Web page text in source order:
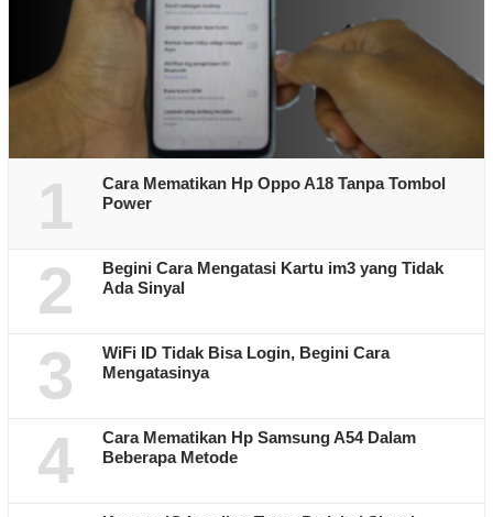
1
Cara Mematikan Hp Oppo A18 Tanpa Tombol
Power
2
Begini Cara Mengatasi Kartu im3 yang Tidak
Ada Sinyal
3
WiFi ID Tidak Bisa Login, Begini Cara
Mengatasinya
4
Cara Mematikan Hp Samsung A54 Dalam
Beberapa Metode